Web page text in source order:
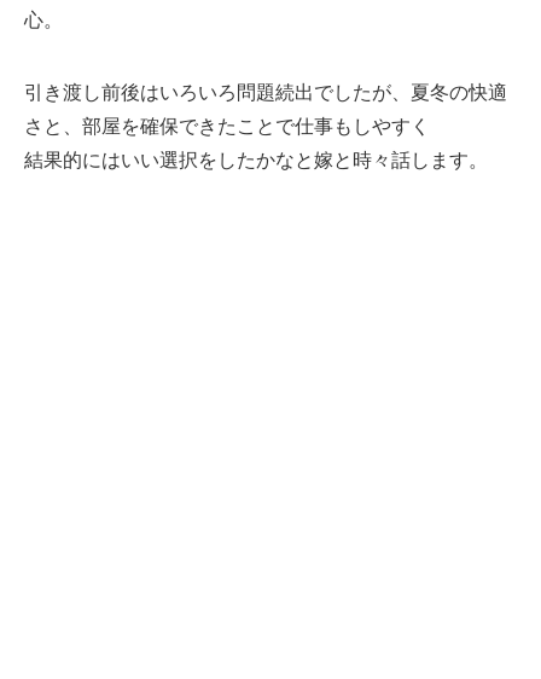
心。
引き渡し前後はいろいろ問題続出でしたが、夏冬の快適
さと、部屋を確保できたことで仕事もしやすく
結果的にはいい選択をしたかなと嫁と時々話します。